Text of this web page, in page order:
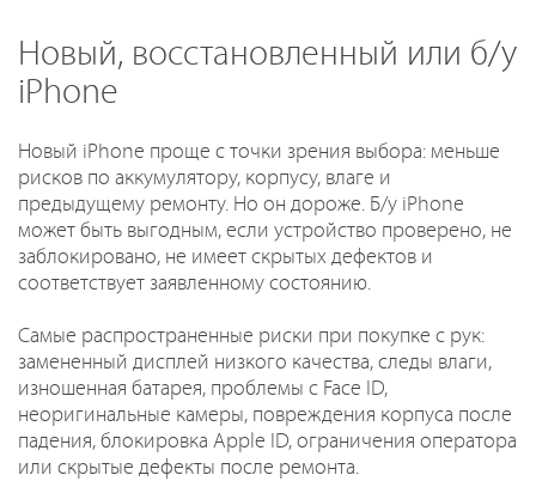
Новый, восстановленный или б/у
iPhone
Новый iPhone проще с точки зрения выбора: меньше
рисков по аккумулятору, корпусу, влаге и
предыдущему ремонту. Но он дороже. Б/у iPhone
может быть выгодным, если устройство проверено, не
заблокировано, не имеет скрытых дефектов и
соответствует заявленному состоянию.
Самые распространенные риски при покупке с рук:
замененный дисплей низкого качества, следы влаги,
изношенная батарея, проблемы с Face ID,
неоригинальные камеры, повреждения корпуса после
падения, блокировка Apple ID, ограничения оператора
или скрытые дефекты после ремонта.